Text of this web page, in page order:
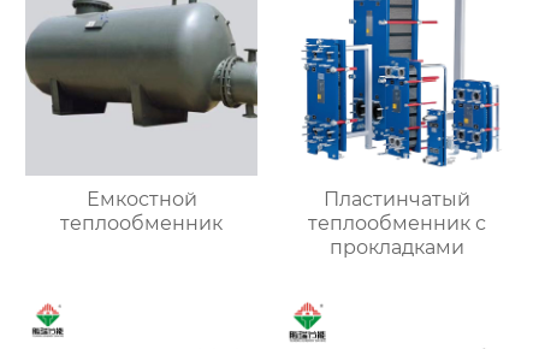
Емкостной
теплообменник
Пластинчатый
теплообменник с
прокладками